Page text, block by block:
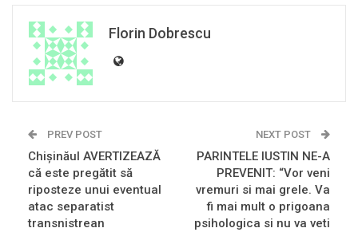
Florin Dobrescu
PREV POST
Chişinăul AVERTIZEAZĂ
că este pregătit să
riposteze unui eventual
atac separatist
transnistrean
NEXT POST
PARINTELE IUSTIN NE-A
PREVENIT: “Vor veni
vremuri si mai grele. Va
fi mai mult o prigoana
psihologica si nu va veti